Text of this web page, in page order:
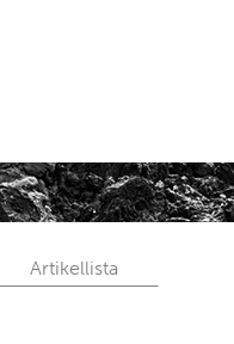
Artikellista